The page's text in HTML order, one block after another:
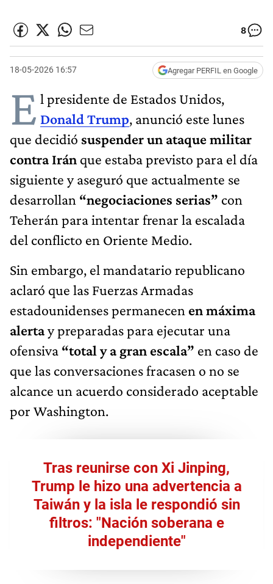
8
18-05-2026 16:57 Agregar PERFIL en Google
E l presidente de Estados Unidos,
Donald Trump, anunció este lunes
que decidió suspender un ataque militar
contra Irán que estaba previsto para el día
siguiente y aseguró que actualmente se
desarrollan “negociaciones serias” con
Teherán para intentar frenar la escalada
del conflicto en Oriente Medio.
Sin embargo, el mandatario republicano
aclaró que las Fuerzas Armadas
estadounidenses permanecen en máxima
alertay preparadas para ejecutar una
ofensiva “total y a gran escala” en caso de
que las conversaciones fracasen o no se
alcance un acuerdo considerado aceptable
por Washington.
Tras reunirse con Xi Jinping,
Trump le hizo una advertencia a
Taiwán y la isla le respondió sin
filtros: "Nación soberana e
independiente"